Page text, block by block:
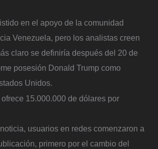
en el apoyo de la comunidad
Venezuela, pero los analistas creen
claro se definiría después del 20 de
posesión Donald Trump como
Unidos.
15.000.000 de dólares por
usuarios en redes comenzaron a
primero por el cambio del